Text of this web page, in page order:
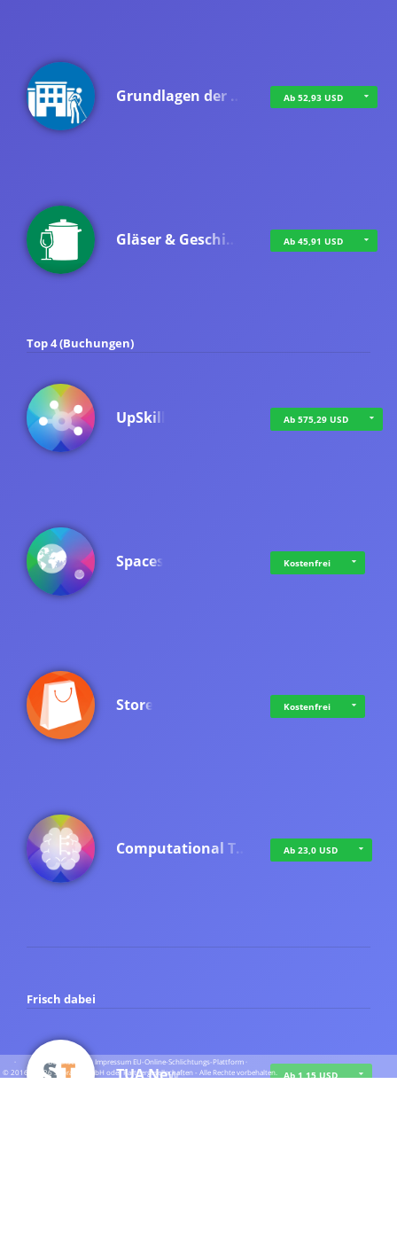
Grundlagen der … Ab 52,93 USD
Gläser & Geschi… Ab 45,91 USD
Top 4 (Buchungen)
UpSkill Ab 575,29 USD
Spaces Kostenfrei
Store Kostenfrei
Computational T… Ab 23,0 USD
Frisch dabei
TUA News Ab 1,15 USD
· · ·Datenschutz · Impressum EU-Online-Schlichtungs-Plattform ·
© 2016 - 2026 SupraTix GmbH oder Partnergesellschaften - Alle Rechte vorbehalten.